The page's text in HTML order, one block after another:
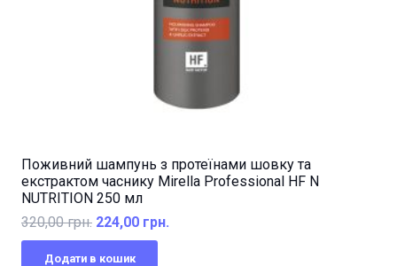
Поживний шампунь з протеїнами шовку та
екстрактом часнику Mirella Professional HF N
NUTRITION 250 мл
320,00грн. Оригінальна
ціна:
224,00 грн.
Додати в кошик